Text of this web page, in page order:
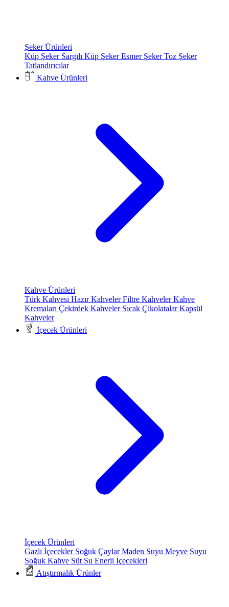
Şeker Ürünleri
Küp Şeker Sargılı Küp ŞekerEsmer ŞekerToz Şeker
Tatlandırıcılar
Kahve Ürünleri
Kahve Ürünleri
Türk Kahvesi Hazır KahvelerFiltre KahvelerKahve
Kremaları Çekirdek Kahveler Sıcak ÇikolatalarKapsül
Kahveler
İçecek Ürünleri
İçecek Ürünleri
Gazlı İçecekler Soğuk ÇaylarMaden Suyu Meyve Suyu
Soğuk Kahve Süt Su Enerji İçecekleri
Atıştırmalık Ürünler